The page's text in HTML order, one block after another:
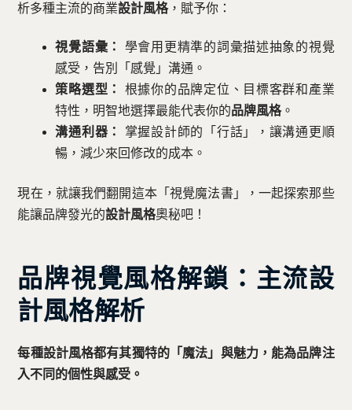
析多種主流的商業設計風格，賦予你：
視覺語彙：
學會用更精準的詞彙描述抽象的視覺
感受，告別「感覺」溝通。
策略選型：
根據你的品牌定位、目標客群和產業
特性，明智地選擇最能代表你的品牌風格。
溝通利器：
掌握設計師的「行話」，讓溝通更順
暢，減少來回修改的成本。
現在，就讓我們翻開這本「視覺魔法書」，一起探索那些
能讓品牌發光的設計風格奧秘吧！
品牌視覺風格解鎖：主流設
計風格解析
每種設計風格都有其獨特的「魔法」與魅力，能為品牌注
入不同的個性與感受。